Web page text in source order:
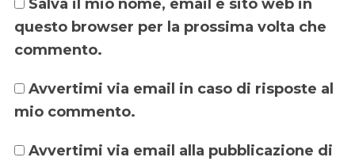
Salva il mio nome, email e sito web in
questo browser per la prossima volta che
commento.
Avvertimi via email in caso di risposte al
mio commento.
Avvertimi via email alla pubblicazione di